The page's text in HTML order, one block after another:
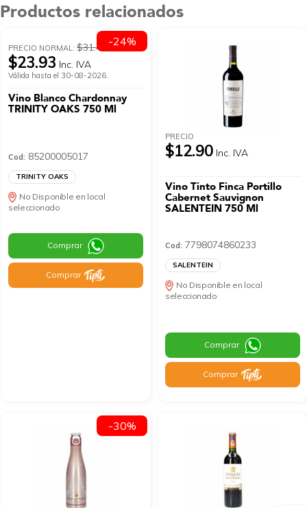
Productos relacionados
PRECIO NORMAL:$31.48
$23.93 Inc. IVA
Válida hasta el 30-08-2026.
Vino Blanco Chardonnay
TRINITY OAKS 750 Ml
Cod: 85200005017
TRINITY OAKS
No Disponible en local
seleccionado
Comprar
Comprar
-24%
PRECIO
$12.90 Inc. IVA
Vino Tinto Finca Portillo
Cabernet Sauvignon
SALENTEIN 750 Ml
Cod: 7798074860233
SALENTEIN
No Disponible en local
seleccionado
Comprar
Comprar
-30%